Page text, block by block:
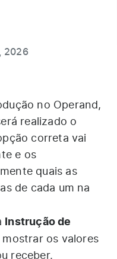
2026
no Operand,
realizado o
correta vai
e os
quais as
de cada um na
Instrução de
mostrar os valores
receber.